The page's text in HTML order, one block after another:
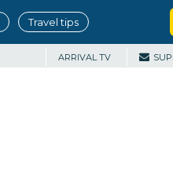
Travel tips
ARRIVAL TV